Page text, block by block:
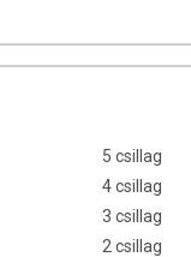
évezredek óta
rendelkezik, ide
arra, hogy segítséget
szabályozásában,
alá ezeket az állításokat,
5 csillag
4 csillag
3 csillag
2 csillag